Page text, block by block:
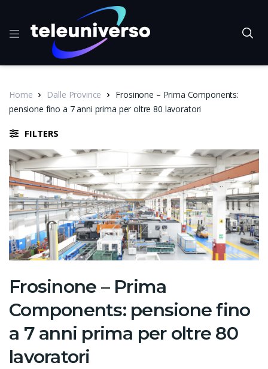
Home Dalle Province
Frosinone – Prima Components:
pensione fino a 7 anni prima per oltre 80 lavoratori
FILTERS
Frosinone – Prima
Components: pensione fino
a 7 anni prima per oltre 80
lavoratori